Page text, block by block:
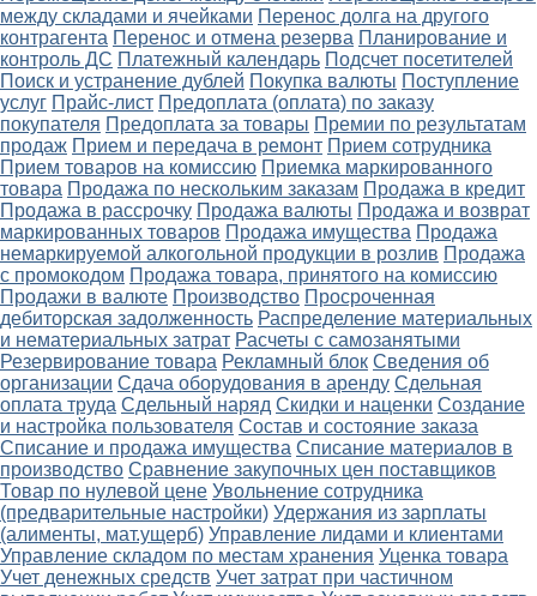
между складами и ячейками Перенос долга на другого
контрагента Перенос и отмена резерва Планирование и
контроль ДС Платежный календарь Подсчет посетителей
Поиск и устранение дублей Покупка валюты Поступление
услуг Прайс-лист Предоплата (оплата) по заказу
покупателя Предоплата за товары Премии по результатам
продаж Прием и передача в ремонт Прием сотрудника
Прием товаров на комиссию Приемка маркированного
товара Продажа по нескольким заказам Продажа в кредит
Продажа в рассрочку Продажа валюты Продажа и возврат
маркированных товаров Продажа имущества Продажа
немаркируемой алкогольной продукции в розлив Продажа
с промокодом Продажа товара, принятого на комиссию
Продажи в валюте Производство Просроченная
дебиторская задолженность Распределение материальных
и нематериальных затрат Расчеты с самозанятыми
Резервирование товара Рекламный блок Сведения об
организации Сдача оборудования в аренду Сдельная
оплата труда Сдельный наряд Скидки и наценки Создание
и настройка пользователя Состав и состояние заказа
Списание и продажа имущества Списание материалов в
производство Сравнение закупочных цен поставщиков
Товар по нулевой цене Увольнение сотрудника
(предварительные настройки) Удержания из зарплаты
(алименты, мат.ущерб) Управление лидами и клиентами
Управление складом по местам хранения Уценка товара
Учет денежных средств Учет затрат при частичном